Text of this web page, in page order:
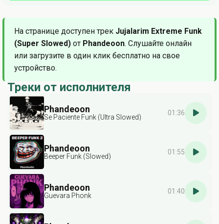
На странице доступен трек Jujalarim Extreme Funk
(Super Slowed) от Phandeoon. Слушайте онлайн
или загрузите в один клик бесплатно на свое
устройство.
Треки от исполнителя
Phandeoon
Se Paciente Funk (Ultra Slowed)
01:36
Phandeoon
Beeper Funk (Slowed)
01:55
Phandeoon
Guevara Phonk
01:40